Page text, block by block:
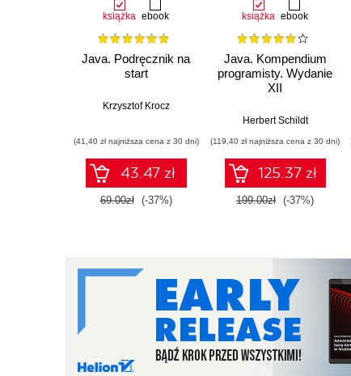
książka ebook
Java. Podręcznik na
start
Krzysztof Krocz
(41,40 zł najniższa cena z 30 dni)
43.47 zł
69.00zł (-37%)
książka ebook
Java. Kompendium
programisty. Wydanie
XII
Herbert Schildt
(119,40 zł najniższa cena z 30 dni)
125.37 zł
199.00zł (-37%)